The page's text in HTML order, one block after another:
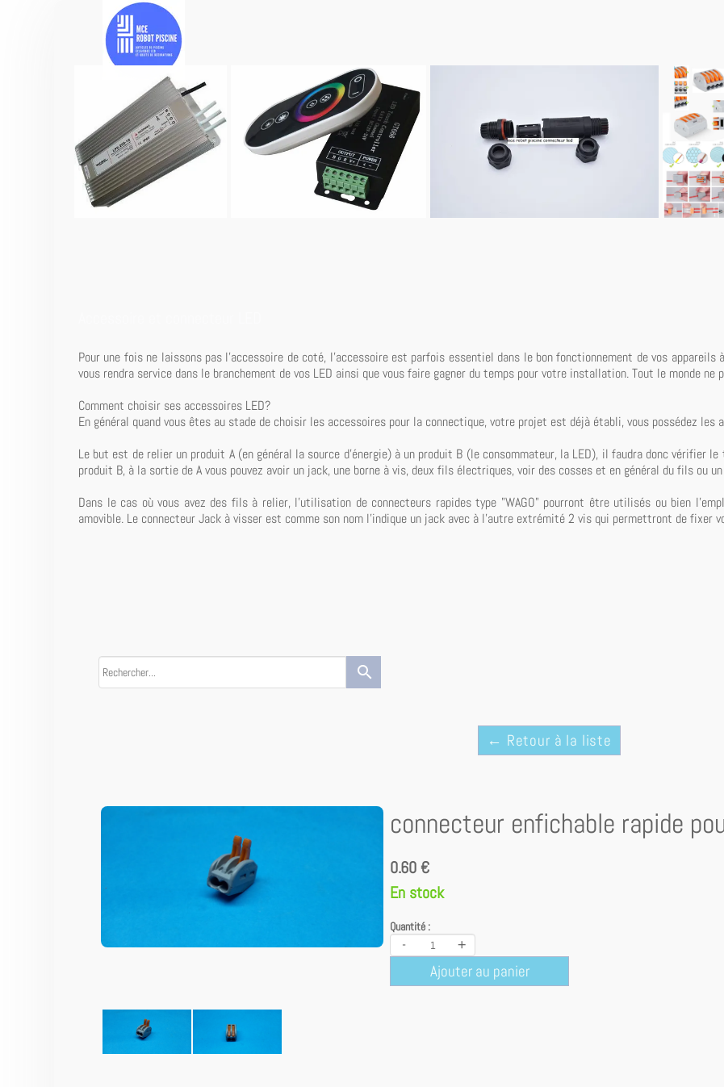
Pour une fois ne laissons pas l'accessoire de coté, l'accessoire est parfois essentiel dans le bon fonctionnement de vos
vous rendra service dans le branchement de vos LED ainsi que vous faire gagner du temps pour votre installation. Tout le monde ne
Comment choisir ses accessoires LED?
En général quand vous êtes au stade de choisir les accessoires pour la connectique, votre projet est déjà établi, vous possédez
Le but est de relier un produit A (en général la source d'énergie) à un produit B (le consommateur, la LED), il faudra donc vérifier
produit B, à la sortie de A vous pouvez avoir un jack, une borne à vis, deux fils électriques, voir des cosses et en général du fils ou
Dans le cas où vous avez des fils à relier, l'utilisation de connecteurs rapides type "WAGO" pourront être utilisés ou bien
amovible. Le connecteur Jack à visser est comme son nom l'indique un jack avec à l'autre extrémité 2 vis qui permettront de fixer
search
← Retour à la liste
connecteur enfichable rapide
0.60 €
En stock
Quantité :
- +
Ajouter au panier